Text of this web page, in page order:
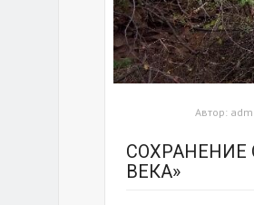
Автор:
СОХРАНЕНИЕ
ВЕКА»